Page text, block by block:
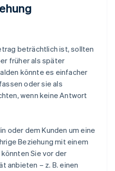
beträchtlich ist, sollten
früher als später
könnte es einfacher
oder sie als
wenn keine Antwort
oder dem Kunden um eine
Beziehung mit einem
Sie vor der
anbieten – z. B. einen